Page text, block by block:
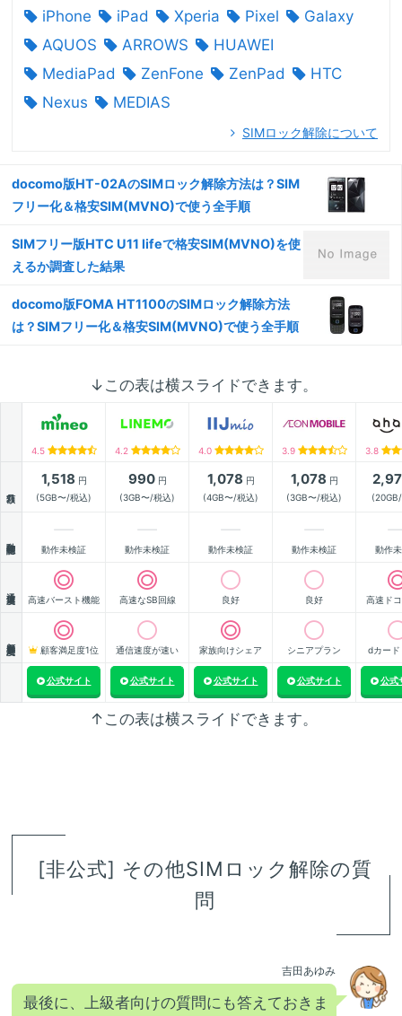
iPhone iPad Xperia Pixel
Galaxy
AQUOS
ARROWS
HUAWEI
MediaPad
ZenFone ZenPad
HTC
Nexus
MEDIAS
SIMロック解除について
docomo版HT-02AのSIMロック解除方法は？SIM
フリー化＆格安SIM(MVNO)で使う全手順
SIMフリー版HTC U11 lifeで格安SIM(MVNO)を使
えるか調査した結果
docomo版FOMA HT1100のSIMロック解除方法
は？SIMフリー化＆格安SIM(MVNO)で使う全手順
↓この表は横スライドできます。
4.5 4.2 4.0 3.9 3.8
1,518 円
(5GB〜/税込)
990円
(3GB〜/税込)
1,078 円
(4GB〜/税込)
1,078 円
(3GB〜/税込)
動作未検証 動作未検証 動作未検証 動作未検証 動作
高速バースト機能 高速なSB回線 良好 良好 高速ド
顧客満足度1位 通信速度が速い 家族向けシェア シニアプラン dカード
公式サイト 公式サイト 公式サイト 公式サイト 公式
↑この表は横スライドできます。
[非公式] その他SIMロック解除の質
問
吉田あゆみ
最後に、上級者向けの質問にも答えておきま